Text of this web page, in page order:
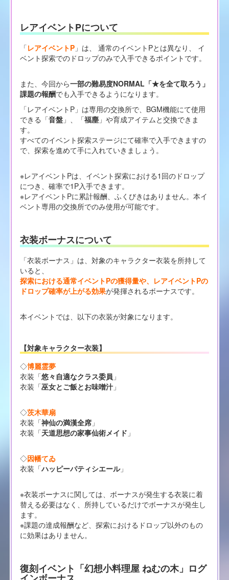
レアイベントPについて
「レアイベントP」は、 通常のイベントPとは異なり、 イ
ベント探索でのドロップのみで入手できるポイントです。
また、今回から一部の難易度NORMAL「★を全て取ろう」
課題の報酬でも入手できるようになります。
「レアイベントP」は専用の交換所で、BGM機能にて使用
できる「音盤」、「福塵」や育成アイテムと交換できま
す。
すべてのイベント探索ステージにて確率で入手できますの
で、探索を進めて手に入れていきましょう。
※レアイベントPは、イベント探索における1回のドロップ
につき、確率で1P入手できます。
※レアイベントPに累計報酬、ふくびきはありません。本イ
ベント専用の交換所でのみ使用が可能です。
衣装ボーナスについて
「衣装ボーナス」は、対象のキャラクター衣装を所持して
いると、
探索における通常イベントPの獲得量や、レアイベントPの
ドロップ確率が上がる効果が発揮されるボーナスです。
本イベントでは、以下の衣装が対象になります。
【対象キャラクター衣装】
◇博麗霊夢
衣装「悠々自適なクラス委員 」
衣装「巫女とご飯とお味噌汁」
◇茨木華扇
衣装「神仙の満漢全席」
衣装「天道思想の家事仙術メイド 」
◇因幡てゐ
衣装「ハッピーパティシエール」
※衣装ボーナスに関しては、ボーナスが発生する衣装に着
替える必要はなく、所持しているだけでボーナスが発生し
ます。
※課題の達成報酬など、探索におけるドロップ以外のもの
に効果はありません。
復刻イベント「幻想小料理屋 ねむの木」ログ